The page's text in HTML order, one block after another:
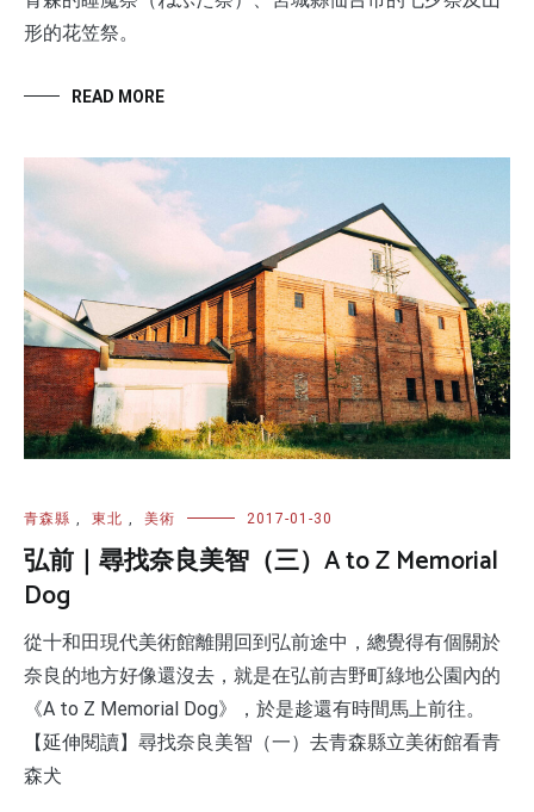
形的花笠祭。
READ MORE
青森縣 東北 美術 2017-01-30
弘前｜尋找奈良美智（三）A to Z Memorial
Dog
從十和田現代美術館離開回到弘前途中，總覺得有個關於
奈良的地方好像還沒去，就是在弘前吉野町綠地公園內的
《A to Z Memorial Dog》，於是趁還有時間馬上前往。
【延伸閱讀】尋找奈良美智（一）去青森縣立美術館看青
森犬